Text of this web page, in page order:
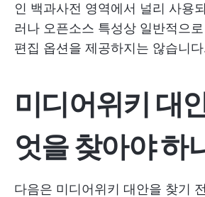
인 백과사전 영역에서 널리 사용
러나 오픈소스 특성상 일반적으
편집 옵션을 제공하지는 않습니
미디어위키 대
엇을 찾아야 하
다음은 미디어위키 대안을 찾기